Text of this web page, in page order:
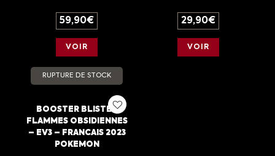
59,90€
VOIR
29,90€
VOIR
RUPTURE DE STOCK
BOOSTER BLISTER
FLAMMES OBSIDIENNES
– EV3 – FRANCAIS 2023
POKEMON